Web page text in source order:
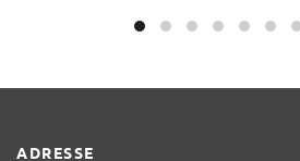
ADRESSE